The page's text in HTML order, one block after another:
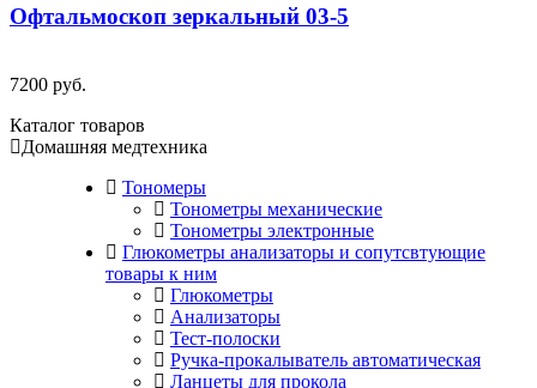
Офтальмоскоп зеркальный 03-5
7200 руб.
Каталог товаров
Домашняя медтехника
Тономеры
Тонометры механические
Тонометры электронные
Глюкометры анализаторы и сопутсвтующие
товары к ним
Глюкометры
Анализаторы
Тест-полоски
Ручка-прокалыватель автоматическая
Ланцеты для прокола